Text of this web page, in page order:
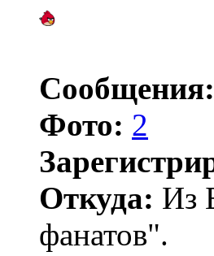
Сообщения:
Фото: 2
Откуда: Из
фанатов".